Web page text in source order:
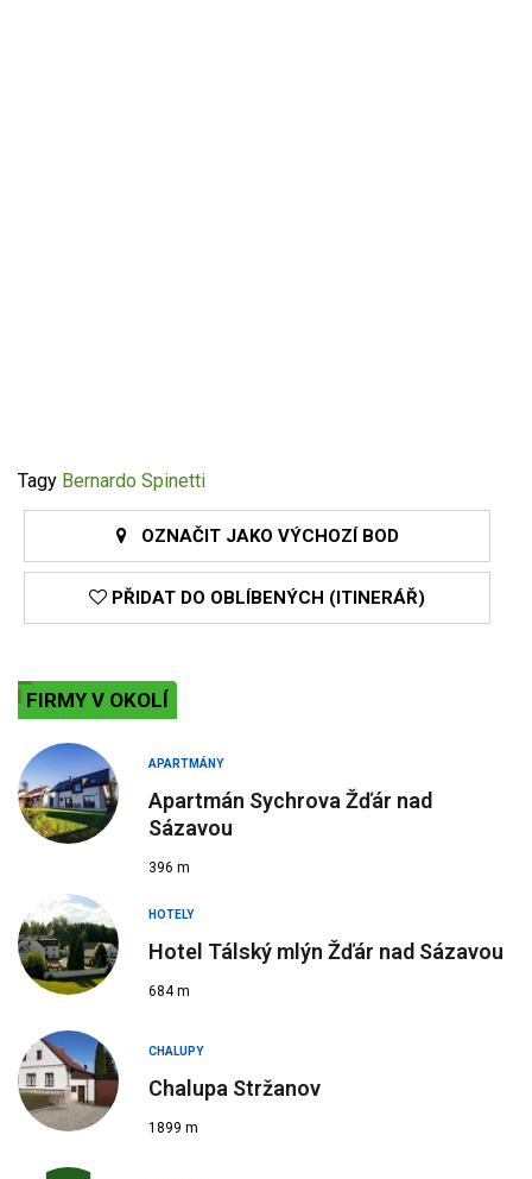
Tagy Bernardo Spinetti
OZNAČIT JAKO VÝCHOZÍ BOD
PŘIDAT DO OBLÍBENÝCH (ITINERÁŘ)
FIRMY V OKOLÍ
APARTMÁNY
Apartmán Sychrova Žďár nad
Sázavou
396 m
HOTELY
Hotel Tálský mlýn Žďár nad Sázavou
684 m
CHALUPY
Chalupa Stržanov
1899 m